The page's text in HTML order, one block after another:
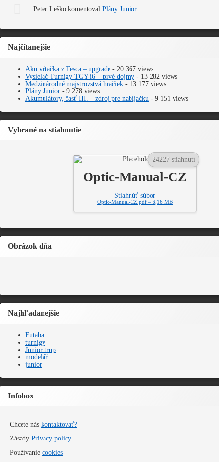
Peter Leškokomentoval Plány Junior
Najčítanejšie
Aku vŕtačka z Tesca – upgrade - 20 367 views
Vysielač Turnigy TGY-i6 – prvé dojmy - 13 282 views
Medzinárodné majstrovstvá hračiek - 13 177 views
Plány Junior - 9 278 views
Akumulátory, časť III. – zdroj pre nabíjačku - 9 151 views
Vybrané na stiahnutie
24227 stiahnutí
Optic-Manual-CZ
Stiahnúť súbor
Optic-Manual-CZ.pdf – 6,16 MB
Obrázok dňa
Najhľadanejšie
Futaba
turnigy
Junior trup
modelář
junior
Infobox
Chcete nás kontaktovať?
Zásady Privacy policy
Používanie cookies